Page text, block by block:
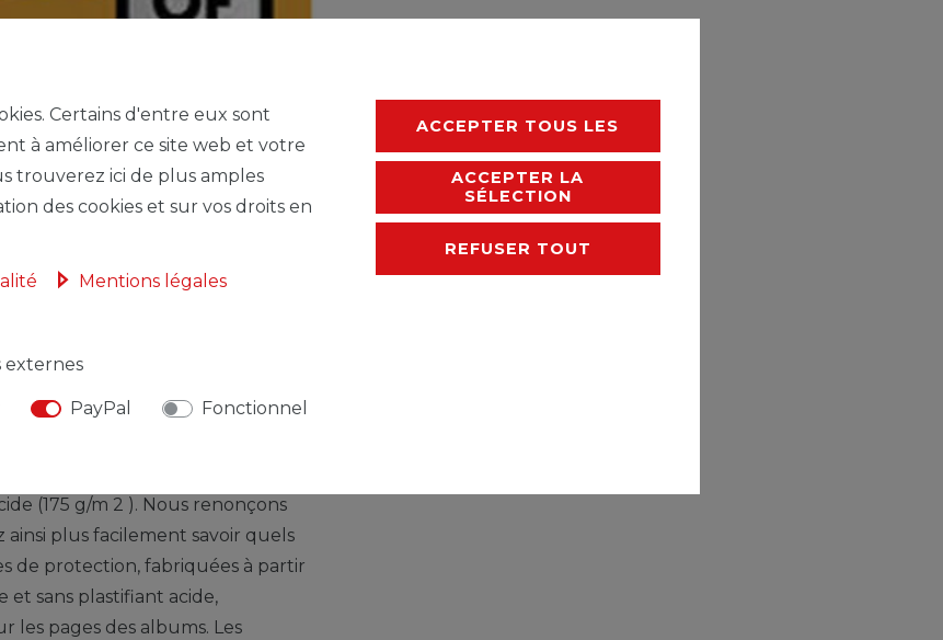
DE L'UE
en noir et blanc, avec un
(175 g/m 2 ). Nous renonçons
plus facilement savoir quels
de protection, fabriquées à partir
sans plastifiant acide,
les pages des albums. Les
Certains d'entre eux sont
à améliorer ce site web et votre
trouverez ici de plus amples
des cookies et sur vos droits en
Mentions légales
externes
PayPal Fonctionnel
ACCEPTER TOUS LES
ACCEPTER LA
SÉLECTION
REFUSER TOUT